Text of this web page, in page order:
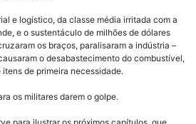
e logístico, da classe média irritada com a
e o sustentáculo de milhões de dólares
os braços, paralisaram a indústria –
o desabastecimento do combustível,
de primeira necessidade.
os militares darem o golpe.